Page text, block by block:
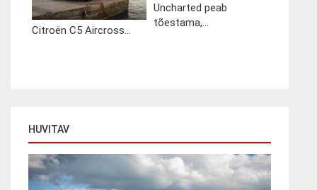
Citroën C5 Aircross...
Uncharted peab
tõestama,...
HUVITAV